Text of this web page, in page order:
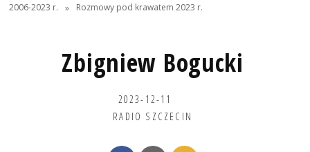
2006-2023 r.
» Rozmowy pod krawatem 2023 r.
Zbigniew Bogucki
2023-12-11
RADIO SZCZECIN